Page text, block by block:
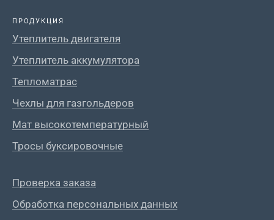
ПРОДУКЦИЯ
Утеплитель двигателя
Утеплитель аккумулятора
Тепломатрас
Чехлы для газгольдеров
Мат высокотемпературный
Тросы буксировочные
Проверка заказа
Обработка персональных данных